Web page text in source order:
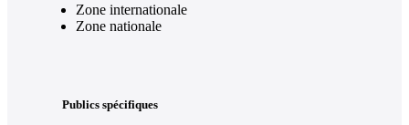
Zone internationale
Zone nationale
Publics spécifiques